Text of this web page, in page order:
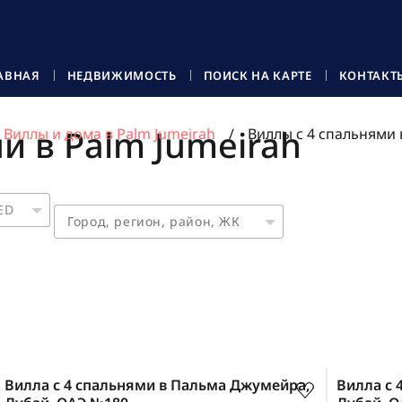
НЕДВИЖИМОСТЬ ПОИСК НА КАРТЕ
Виллы и дома в Palm Jumeirah Виллы с 4 спальнями
в Palm Jumeirah
Вилла с 4 спальнями в Пальма Джумейра,
Вилла с